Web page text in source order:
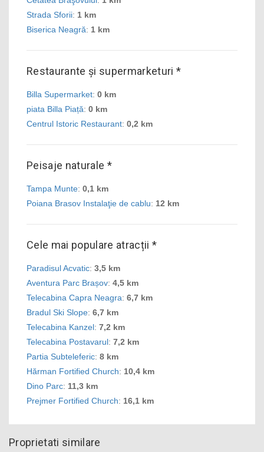
Strada Sforii: 1 km
Biserica Neagră: 1 km
Restaurante și supermarketuri *
Billa Supermarket: 0 km
piata Billa Piață: 0 km
Centrul Istoric Restaurant: 0,2 km
Peisaje naturale *
Tampa Munte: 0,1 km
Poiana Brasov Instalaţie de cablu: 12 km
Cele mai populare atracții *
Paradisul Acvatic: 3,5 km
Aventura Parc Brașov: 4,5 km
Telecabina Capra Neagra: 6,7 km
Bradul Ski Slope: 6,7 km
Telecabina Kanzel: 7,2 km
Telecabina Postavarul: 7,2 km
Partia Subteleferic: 8 km
Hărman Fortified Church: 10,4 km
Dino Parc: 11,3 km
Prejmer Fortified Church: 16,1 km
Proprietati similare